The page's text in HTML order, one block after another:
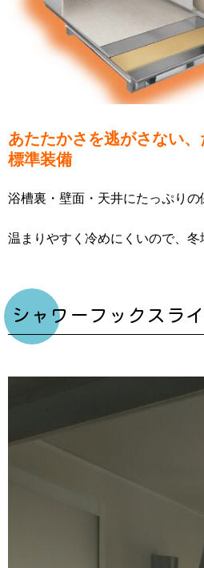
あたたかさを逃がさない
標準装備
浴槽裏・壁面・天井にたっぷりの
温まりやすく冷めにくいので、冬
シャワーフックスラ